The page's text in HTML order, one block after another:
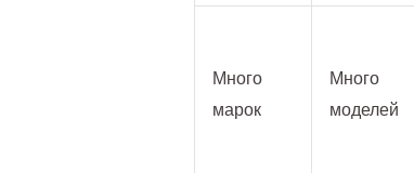
Много
марок
Много
моделей